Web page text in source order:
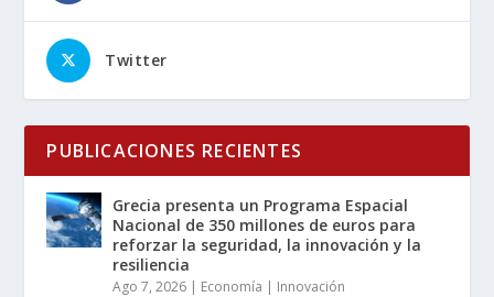
Twitter
PUBLICACIONES RECIENTES
Grecia presenta un Programa Espacial
Nacional de 350 millones de euros para
reforzar la seguridad, la innovación y la
resiliencia
Ago 7, 2026 | Economía | Innovación